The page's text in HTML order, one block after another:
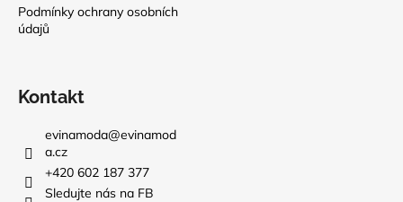
Podmínky ochrany osobních
údajů
Kontakt
evinamoda@evinamod
a.cz
+420 602 187 377
Sledujte nás na FB